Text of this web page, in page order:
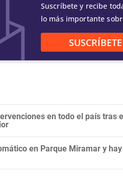
Suscríbete y recibe
lo más importante
SUSCRÍBETE
en todo el país tras
en Parque Miramar y